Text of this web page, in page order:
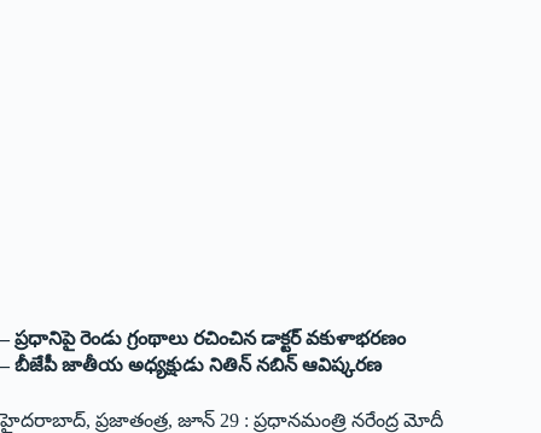
– ప్రధానిపై రెండు గ్రంథాలు రచించిన డాక్టర్ వకుళాభరణం
– బీజేపీ జాతీయ అధ్యక్షుడు నితిన్ నబిన్ ఆవిష్కరణ
హైదరాబాద్, ప్రజాతంత్ర, జూన్ 29 : ప్రధానమంత్రి నరేంద్ర మోదీ